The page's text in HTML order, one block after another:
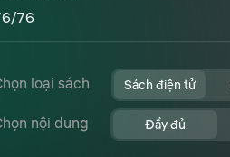
76
loại sách Sách điện tử
nội dung Đầy đủ